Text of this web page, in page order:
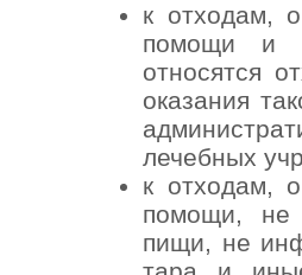
к отходам,
помощи и в
относятся
оказания
лечебных
к отходам,
помощи, не
пищи, не